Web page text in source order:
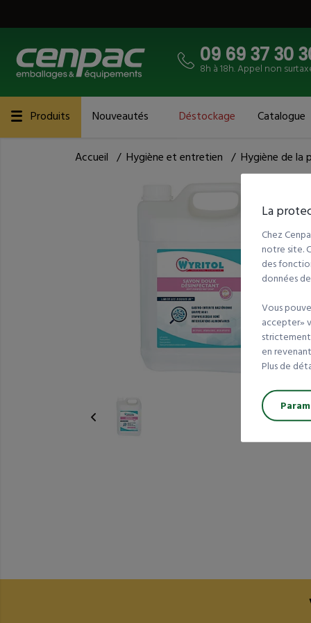
09 69 37 30
8h à 18h. Appel non
Produits Nouveautés Déstockage Catalogue
Accueil / Hygiène et entretien / Hygiène de la
La
Chez
notre site.
des
données
Vous
accepter»
en
Plus de